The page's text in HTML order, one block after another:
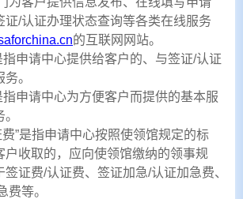
证/认证办理状态查询等各类在线服务
的互联网网站。
指申请中心提供给客户的、与签证/认证
。
指申请中心为方便客户而提供的基本服
费”是指申请中心按照使领馆规定的标
户收取的，应向使领馆缴纳的领事规
证费/认证费、签证加急/认证加急费、
费等。